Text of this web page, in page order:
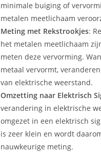
minimale buiging of
metalen meetlichaam
Meting met Rekstrookjes:
het metalen meetlichaam
meten deze vervorming.
metaal vervormt,
van elektrische weerstand.
Omzetting naar Elektrisch
verandering in elektrische
omgezet in een elektrisch
is zeer klein en wordt
nauwkeurige meting.